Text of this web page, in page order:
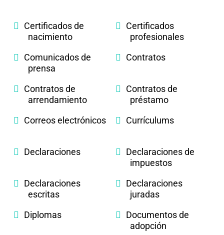
Certificados de
nacimiento
Certificados
profesionales
Comunicados de
prensa
Contratos
Contratos de
arrendamiento
Contratos de
préstamo
Correos electrónicos
Currículums
Declaraciones
Declaraciones de
impuestos
Declaraciones
escritas
Declaraciones
juradas
Diplomas
Documentos de
adopción